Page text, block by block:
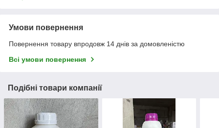
Умови повернення
Повернення товару впродовж 14 днів за домовленістю
Всі умови повернення
Подібні товари компанії